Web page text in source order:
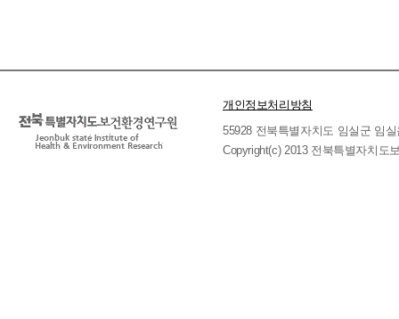
개인정보처리방침
55928 전북특별자치도 임실군 임
Copyright(c) 2013 전북특별자치도